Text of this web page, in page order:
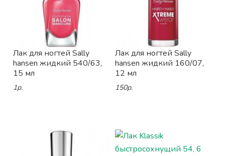
Лак для ногтей Sally
hansen жидкий 540/63,
15 мл
1р.
Лак для ногтей Sally
hansen жидкий 160/07,
12 мл
150р.